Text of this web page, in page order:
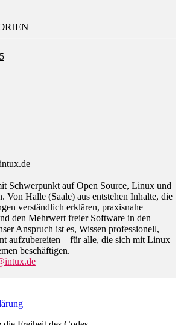
Schwerpunkt auf Open Source, Linux und
Von Halle (Saale) aus entstehen Inhalte, die
verständlich erklären, praxisnahe
den Mehrwert freier Software in den
Anspruch ist es, Wissen professionell,
aufzubereiten – für alle, die sich mit Linux
beschäftigen.